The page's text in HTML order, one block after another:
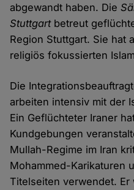
abgewandt haben. Die
Stuttgartbetreut
Region Stuttgart. Sie hat
religiös fokussierten
Die
arbeiten intensiv mit der
Ein Geflüchteter Iraner
Kundgebungen
Mullah-Regime im Iran
Mohammed-Karikaturen
Titelseiten verwendet. Er